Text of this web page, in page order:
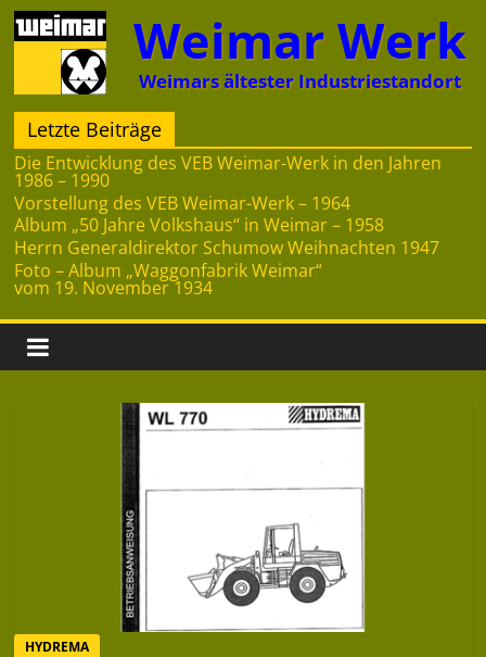
Zum
Inhalt
springen
Weimar Werk
Weimars ältester Industriestandort
Letzte Beiträge
Die Entwicklung des VEB Weimar-Werk in den Jahren
1986 – 1990
Vorstellung des VEB Weimar-Werk – 1964
Album „50 Jahre Volkshaus“ in Weimar – 1958
Herrn Generaldirektor Schumow Weihnachten 1947
Foto – Album „Waggonfabrik Weimar“
vom 19. November 1934
HYDREMA